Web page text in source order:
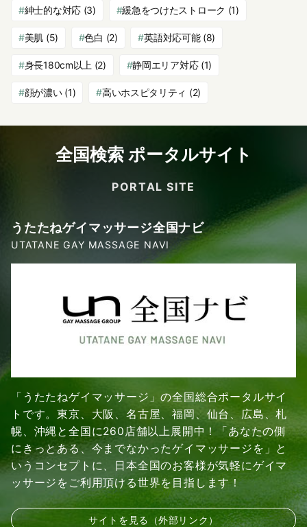
紳士的な対応(3) 緩急をつけたストローク (1)
美肌 (5) 色白 (2) 英語対応可能(8)
身長180cm以上 (2) 静岡エリア対応(1)
顔が濃い(1) 高いホスピタリティ (2)
全国検索 ポータルサイト
PORTAL SITE
うたたねゲイマッサージ全国ナビ
UTATANE GAY MASSAGE NAVI
「うたたねゲイマッサージ」の全国総合ポータルサイ
トです。東京、大阪、名古屋、福岡、仙台、広島、札
幌、沖縄と全国に260店舗以上展開中！「あなたの側
にきっとある、今までなかったゲイマッサージを」と
いうコンセプトに、日本全国のお客様が気軽にゲイマ
ッサージをご利用頂ける世界を目指します！
サイトを見る（外部リンク）